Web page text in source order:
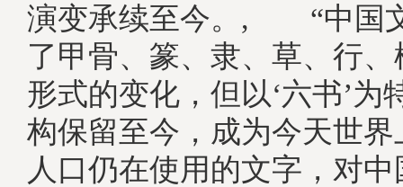
演变承续至今。, “中国
了甲骨、篆、隶、草、行
形式的变化，但以‘六书’为
构保留至今，成为今天世
人口仍在使用的文字，对